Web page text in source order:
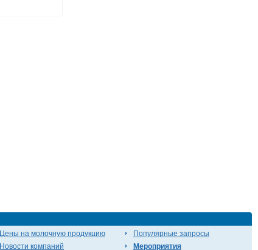
Цены на молочную продукцию
Новости компаний
Популярные запросы
Мероприятия